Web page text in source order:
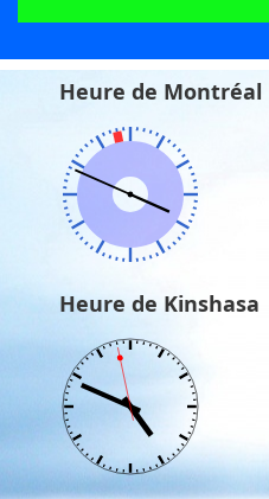
Heure de Montréal
Heure de Kinshasa